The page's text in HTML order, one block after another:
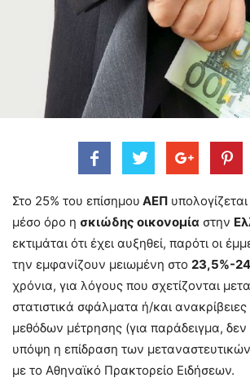
Στο 25% του επίσημου ΑΕΠ υπολογίζεται
μέσο όρο η σκιώδης οικονομία στην
εκτιμάται ότι έχει αυξηθεί, παρότι οι
την εμφανίζουν μειωμένη στο 23,5%-
χρόνια, για λόγους που σχετίζονται
στατιστικά σφάλματα ή/και
μεθόδων μέτρησης (για παράδειγμα,
υπόψη η επίδραση των
με το Αθηναϊκό Πρακτορείο Ειδήσεων.